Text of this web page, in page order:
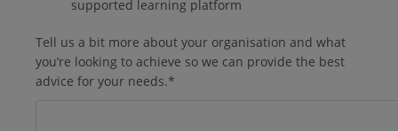
supported learning platform
Tell us a bit more about your organisation and what
you’re looking to achieve so we can provide the best
advice for your needs.*